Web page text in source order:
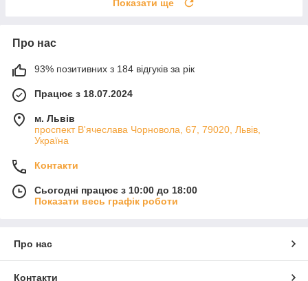
Показати ще
Про нас
93% позитивних з 184 відгуків за рік
Працює з 18.07.2024
м. Львів
проспект В'ячеслава Чорновола, 67, 79020, Львів,
Україна
Контакти
Сьогодні працює з 10:00 до 18:00
Показати весь графік роботи
Про нас
Контакти